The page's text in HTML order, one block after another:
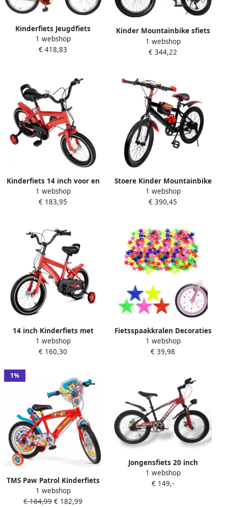
Kinderfiets Jeugdfiets
Buiten spelen Stabiel stalen
frame 18 inch Rood
1 webshop
€ 418,83
Kinder Mountainbike sfiets
sfiets Buiten Fietsen 7
Versnellingen 20 Inch Rood
1 webshop
€ 344,22
Kinderfiets 14 inch voor en
(3-6 jaar) met Zijwieltjes
1 webshop
€ 183,95
Stoere Kinder Mountainbike
20 inch met 7 Versnellingen
en Verende Vork
1 webshop
€ 390,45
14 inch Kinderfiets met
Zijwielen voor en
1 webshop
€ 160,30
Fietsspaakkralen Decoraties
Wiel Kinderfiets Versieren
Eenvoudig te Bevestigen
1 webshop
€ 39,98
1%
TMS Paw Patrol Kinderfiets
16 Inch Czerwony
Veiligheid en Stabiliteit
1 webshop
€ 184,99 € 182,99
Jongensfiets 20 inch
Kinderfiets 20 inch
Mountainbike met
1 webshop
€ 149,-